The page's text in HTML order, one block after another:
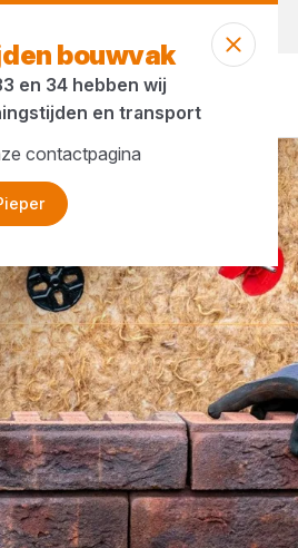
bouwvak
en 34 hebben wij
en transport
contactpagina